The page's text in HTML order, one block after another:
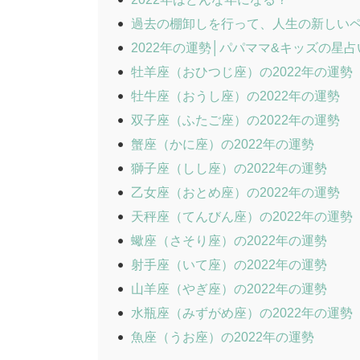
過去の棚卸しを行って、人生の新しい
2022年の運勢│パパママ&キッズの星占
牡羊座（おひつじ座）の2022年の運勢
牡牛座（おうし座）の2022年の運勢
双子座（ふたご座）の2022年の運勢
蟹座（かに座）の2022年の運勢
獅子座（しし座）の2022年の運勢
乙女座（おとめ座）の2022年の運勢
天秤座（てんびん座）の2022年の運勢
蠍座（さそり座）の2022年の運勢
射手座（いて座）の2022年の運勢
山羊座（やぎ座）の2022年の運勢
水瓶座（みずがめ座）の2022年の運勢
魚座（うお座）の2022年の運勢